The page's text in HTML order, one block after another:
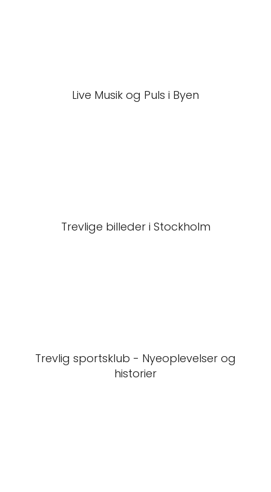
Live Musik og Puls i Byen
Trevlige billeder i Stockholm
Trevlig sportsklub - Nyeoplevelser og
historier